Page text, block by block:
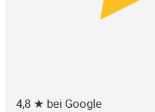
4,8 ★ bei Google